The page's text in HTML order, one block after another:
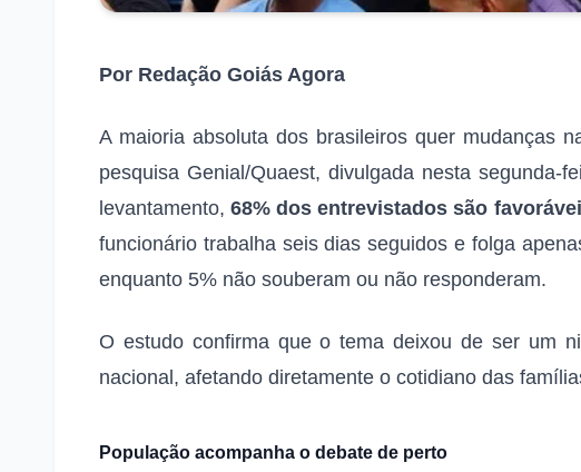
Por Redação Goiás Agora
A maioria absoluta dos brasileiros quer mudanças
pesquisa Genial/Quaest, divulgada nesta
levantamento,68% dos entrevistados são
funcionário trabalha seis dias seguidos e folga
enquanto 5% não souberam ou não responderam.
O estudo confirma que o tema deixou de ser um
nacional, afetando diretamente o cotidiano das
População acompanha o debate de perto